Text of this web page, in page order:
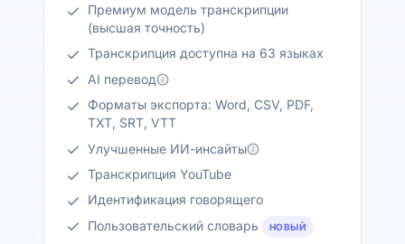
Премиум модель транскрипции
(высшая точность)
Транскрипция доступна на 63 языках
AI перевод
Форматы экспорта: Word, CSV, PDF,
TXT, SRT, VTT
Улучшенные ИИ-инсайты
Транскрипция YouTube
Идентификация говорящего
Пользовательский словарь
НОВЫЙ